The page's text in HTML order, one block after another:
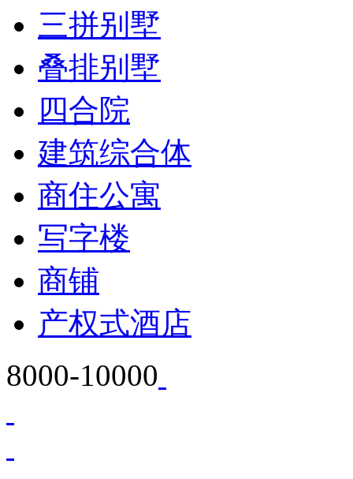
三拼别墅
叠排别墅
四合院
建筑综合体
商住公寓
写字楼
商铺
产权式酒店
8000-10000